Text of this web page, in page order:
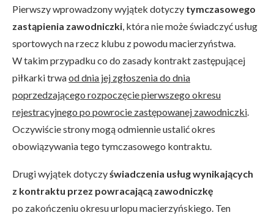
Pierwszy wprowadzony wyjątek dotyczy tymczasowego
zastąpienia zawodniczki, która nie może świadczyć usług
sportowych na rzecz klubu z powodu macierzyństwa.
W takim przypadku co do zasady kontrakt zastępującej
piłkarki trwaod dnia jej zgłoszenia do dnia
poprzedzającego rozpoczęcie pierwszego okresu
rejestracyjnego po powrocie zastępowanej zawodniczki.
Oczywiście strony mogą odmiennie ustalić okres
obowiązywania tego tymczasowego kontraktu.
Drugi wyjątek dotyczyświadczenia usług wynikających
z kontraktu przez powracającą zawodniczkę
po zakończeniu okresu urlopu macierzyńskiego. Ten